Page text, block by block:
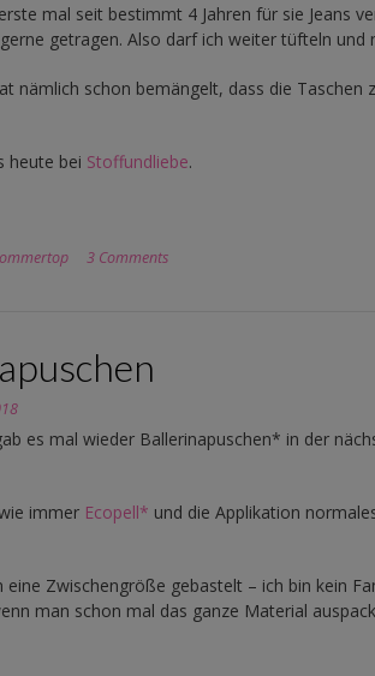
mal seit bestimmt 4 Jahren für sie Jeans
getragen. Also darf ich weiter tüfteln und
nämlich schon bemängelt, dass die Taschen
heute bei Stoffundliebe.
3 Comments
es mal wieder Ballerinapuschen* in der
immer Ecopell* und die Applikation
eine Zwischengröße gebastelt – ich bin kein
man schon mal das ganze Material